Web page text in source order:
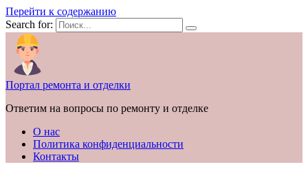
Перейти к содержанию
Search for:
Портал ремонта и отделки
Ответим на вопросы по ремонту и отделке
О нас
Политика конфиденциальности
Контакты